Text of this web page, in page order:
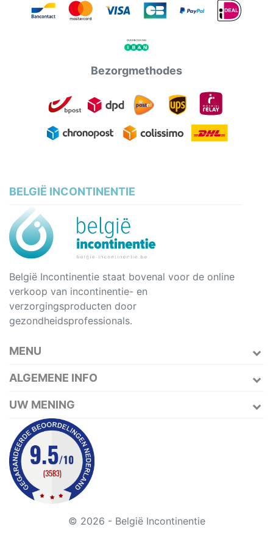
Bezorgmethodes
BELGIË INCONTINENTIE
België Incontinentie staat bovenal voor de online
verkoop van incontinentie- en
verzorgingsproducten door
gezondheidsprofessionals.
MENU
ALGEMENE INFO
UW MENING
© 2026 - België Incontinentie